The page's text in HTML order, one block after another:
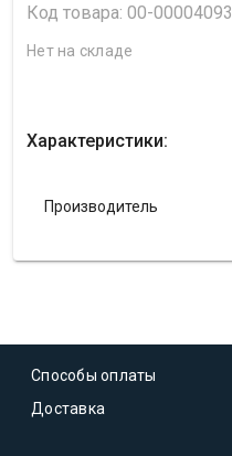
Код товара: 00-00004093
Нет на складе
Характеристики:
Производитель
Способы оплаты
Доставка